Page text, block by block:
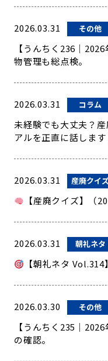
2026.03.31 その他
【うんちく236｜2026
物管理も総点検。
2026.03.31 コラム
未経験でも大丈夫？
アルを正直に話します
2026.03.31 産廃クイ
【産廃クイズ】（
2026.03.31 朝礼ネタ
【朝礼ネタ Vol.314
2026.03.30 その他
【うんちく235｜2026
の確認。